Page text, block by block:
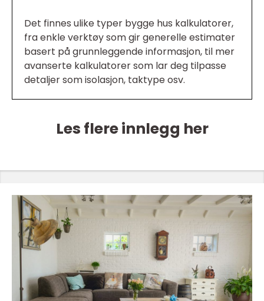
Det finnes ulike typer bygge hus kalkulatorer,
fra enkle verktøy som gir generelle estimater
basert på grunnleggende informasjon, til mer
avanserte kalkulatorer som lar deg tilpasse
detaljer som isolasjon, taktype osv.
Les flere innlegg her